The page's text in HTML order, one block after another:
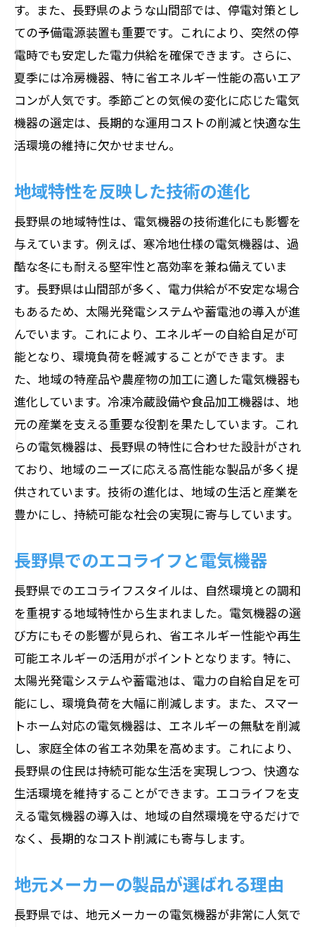
す。また、長野県のような山間部では、停電対策とし
ての予備電源装置も重要です。これにより、突然の停
電時でも安定した電力供給を確保できます。さらに、
夏季には冷房機器、特に省エネルギー性能の高いエア
コンが人気です。季節ごとの気候の変化に応じた電気
機器の選定は、長期的な運用コストの削減と快適な生
活環境の維持に欠かせません。
地域特性を反映した技術の進化
長野県の地域特性は、電気機器の技術進化にも影響を
与えています。例えば、寒冷地仕様の電気機器は、過
酷な冬にも耐える堅牢性と高効率を兼ね備えていま
す。長野県は山間部が多く、電力供給が不安定な場合
もあるため、太陽光発電システムや蓄電池の導入が進
んでいます。これにより、エネルギーの自給自足が可
能となり、環境負荷を軽減することができます。ま
た、地域の特産品や農産物の加工に適した電気機器も
進化しています。冷凍冷蔵設備や食品加工機器は、地
元の産業を支える重要な役割を果たしています。これ
らの電気機器は、長野県の特性に合わせた設計がされ
ており、地域のニーズに応える高性能な製品が多く提
供されています。技術の進化は、地域の生活と産業を
豊かにし、持続可能な社会の実現に寄与しています。
長野県でのエコライフと電気機器
長野県でのエコライフスタイルは、自然環境との調和
を重視する地域特性から生まれました。電気機器の選
び方にもその影響が見られ、省エネルギー性能や再生
可能エネルギーの活用がポイントとなります。特に、
太陽光発電システムや蓄電池は、電力の自給自足を可
能にし、環境負荷を大幅に削減します。また、スマー
トホーム対応の電気機器は、エネルギーの無駄を削減
し、家庭全体の省エネ効果を高めます。これにより、
長野県の住民は持続可能な生活を実現しつつ、快適な
生活環境を維持することができます。エコライフを支
える電気機器の導入は、地域の自然環境を守るだけで
なく、長期的なコスト削減にも寄与します。
地元メーカーの製品が選ばれる理由
長野県では、地元メーカーの電気機器が非常に人気で